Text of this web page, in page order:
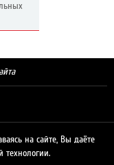
на сайте, Вы даёте
технологии.